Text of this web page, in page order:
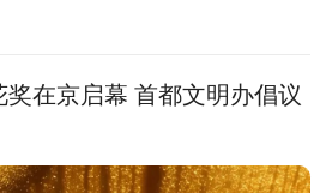
在京启幕 首都文明办倡议